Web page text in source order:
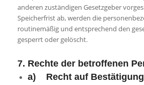
anderen zuständigen Gesetzgeber
Speicherfrist ab, werden die
routinemäßig und entsprechend den
gesperrt oder gelöscht.
7. Rechte der betroffenen
a) Recht auf Bestätigung